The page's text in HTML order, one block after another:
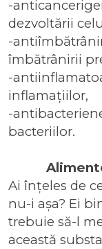
-
dezvoltării
-
îmbătrânirii
-
inflamațiilor,
-
bacteriilor.
Ai înțeles de
nu-i așa? Ei
trebuie să-l
această